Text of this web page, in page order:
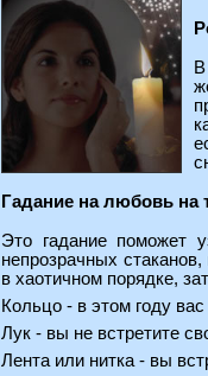
Гадание на любовь на
Это гадание поможет
непрозрачных
в хаотичном порядке,
Кольцо - в этом году
Лук - вы не встретите
Лента или нитка - вы